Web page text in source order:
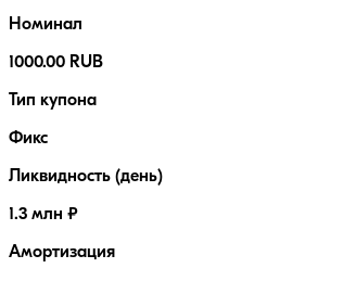
Номинал
1000.00 RUB
Тип купона
Фикс
Ликвидность (день)
1.3 млн ₽
Амортизация